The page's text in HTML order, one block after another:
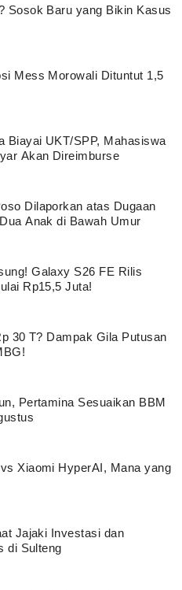
Sosok Baru yang Bikin Kasus
Mess Morowali Dituntut 1,5
Biayai UKT/SPP, Mahasiswa
Akan Direimburse
Dilaporkan atas Dugaan
Anak di Bawah Umur
Galaxy S26 FE Rilis
Rp15,5 Juta!
30 T? Dampak Gila Putusan
Pertamina Sesuaikan BBM
Xiaomi HyperAI, Mana yang
Jajaki Investasi dan
di Sulteng